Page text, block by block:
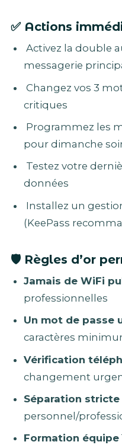
✅ Actions
Activez la double
messagerie
Changez vos 3
critiques
Programmez les
pour dimanche
Testez votre
données
Installez un
(KeePass
🛡️ Règles d’or
Jamais de WiFi
professionnelles
Un mot de passe
caractères
Vérification
changement
Séparation stricte
personnel/
Formation équipe